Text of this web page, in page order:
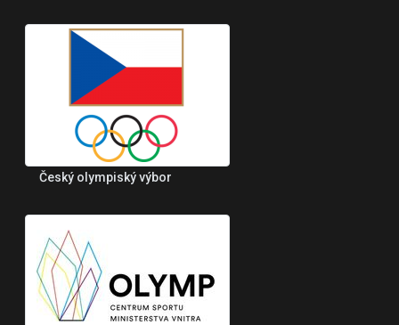
Český olympiský výbor